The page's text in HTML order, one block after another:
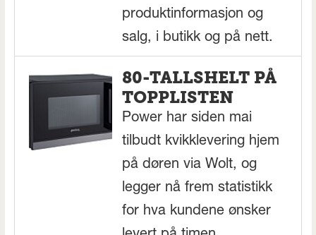
produktinformasjon og
salg, i butikk og på nett.
80-TALLSHELT PÅ
TOPPLISTEN
Power har siden mai
tilbudt kvikklevering hjem
på døren via Wolt, og
legger nå frem statistikk
for hva kundene ønsker